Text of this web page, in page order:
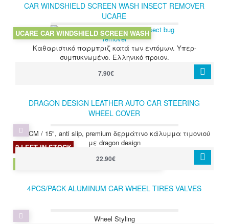
CAR WINDSHIELD SCREEN WASH INSECT REMOVER
UCARE
Καθαριστικό παρμπριζ κατά των εντόμων. Υπερ-
συμπυκνωμένο. Ελληνικό προιον.
UCARE CAR WINDSHIELD SCREEN WASH
7.90€
DRAGON DESIGN LEATHER AUTO CAR STEERING
WHEEL COVER
38 CM / 15", anti slip, premium δερμάτινο κάλυμμα τιμονιού
με dragon design
2 LEFT IN STOCK
DRAGON DESIGN STEERING WHEEL COVER
22.90€
4PCS/PACK ALUMINUM CAR WHEEL TIRES VALVES
Wheel Styling